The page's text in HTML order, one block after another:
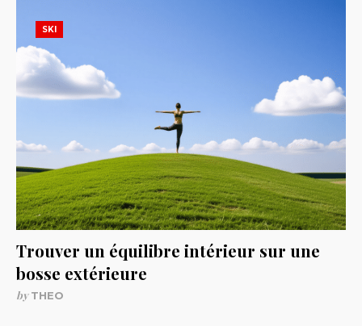
SKI
Trouver un équilibre intérieur sur une
bosse extérieure
byTHEO